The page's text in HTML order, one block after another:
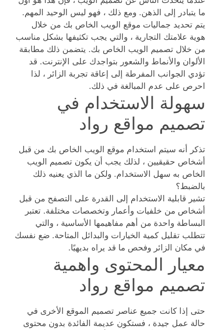
ما يتبادر إلى الذهن. ومع ذلك ، فهو ليس الوحيد المهم.
يتم تحديد جماليات موقع الويب الخاص بك من خلال
هوية علامتك التجارية ، والتي يجب تكثيفها بشكل مناسب
من خلال تصميم الويب الخاص بك. يتضمن ذلك مطابقة
الألوان والأنماط والشعور بتواجدك على الإنترنت. قد
تؤدي الجوانب المفرطة إلى إعاقة تجربة الزائر ، لذا
احرص على عدم المبالغة في ذلك.
سهولة الاستخدام في
تصميم مواقع رواد
تذكر أنه سيتم استخدام موقع الويب الخاص بك من قبل
أشخاص حقيقيين ، لذلك يجب أن يكون تصميم الويب
الخاص به سهل الاستخدام. ولكن ما الذي يعنيه ذلك
بالضبط؟
تشير قابلية الاستخدام إلى القدرة على التصفح من قبل
أشخاص من خلفيات وأعمار وتخصصات مختلفة. تعتبر
البساطة واحدة من أهم مفاهيمها الأساسية ، والتي
تتطلب تقليل كمية الخيارات والبدائل المتاحة. ضع نفسك
في مكان الزائر وفحص ما قد يراه بديهيًا.
معيار المحتوى واهمية
تصميم مواقع رواد
حتى إذا كانت جميع عناصر تصميم الموقع الأخرى في
حالة عمل جيدة ، فستكون عديمة الفائدة بدون محتوى